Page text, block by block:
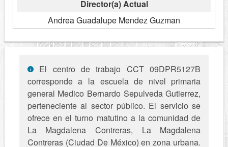
Director(a) Actual
Andrea Guadalupe Mendez Guzman
El centro de trabajo CCT 09DPR5127B
corresponde a la escuela de nivel primaria
general Medico Bernardo Sepulveda Gutierrez,
perteneciente al sector público. El servicio se
ofrece en el turno matutino a la comunidad de
La Magdalena Contreras, La Magdalena
Contreras (Ciudad De México) en zona urbana.